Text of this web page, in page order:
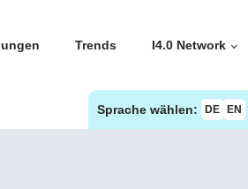
Trends I4.0 Network
Sprache wählen: DE EN